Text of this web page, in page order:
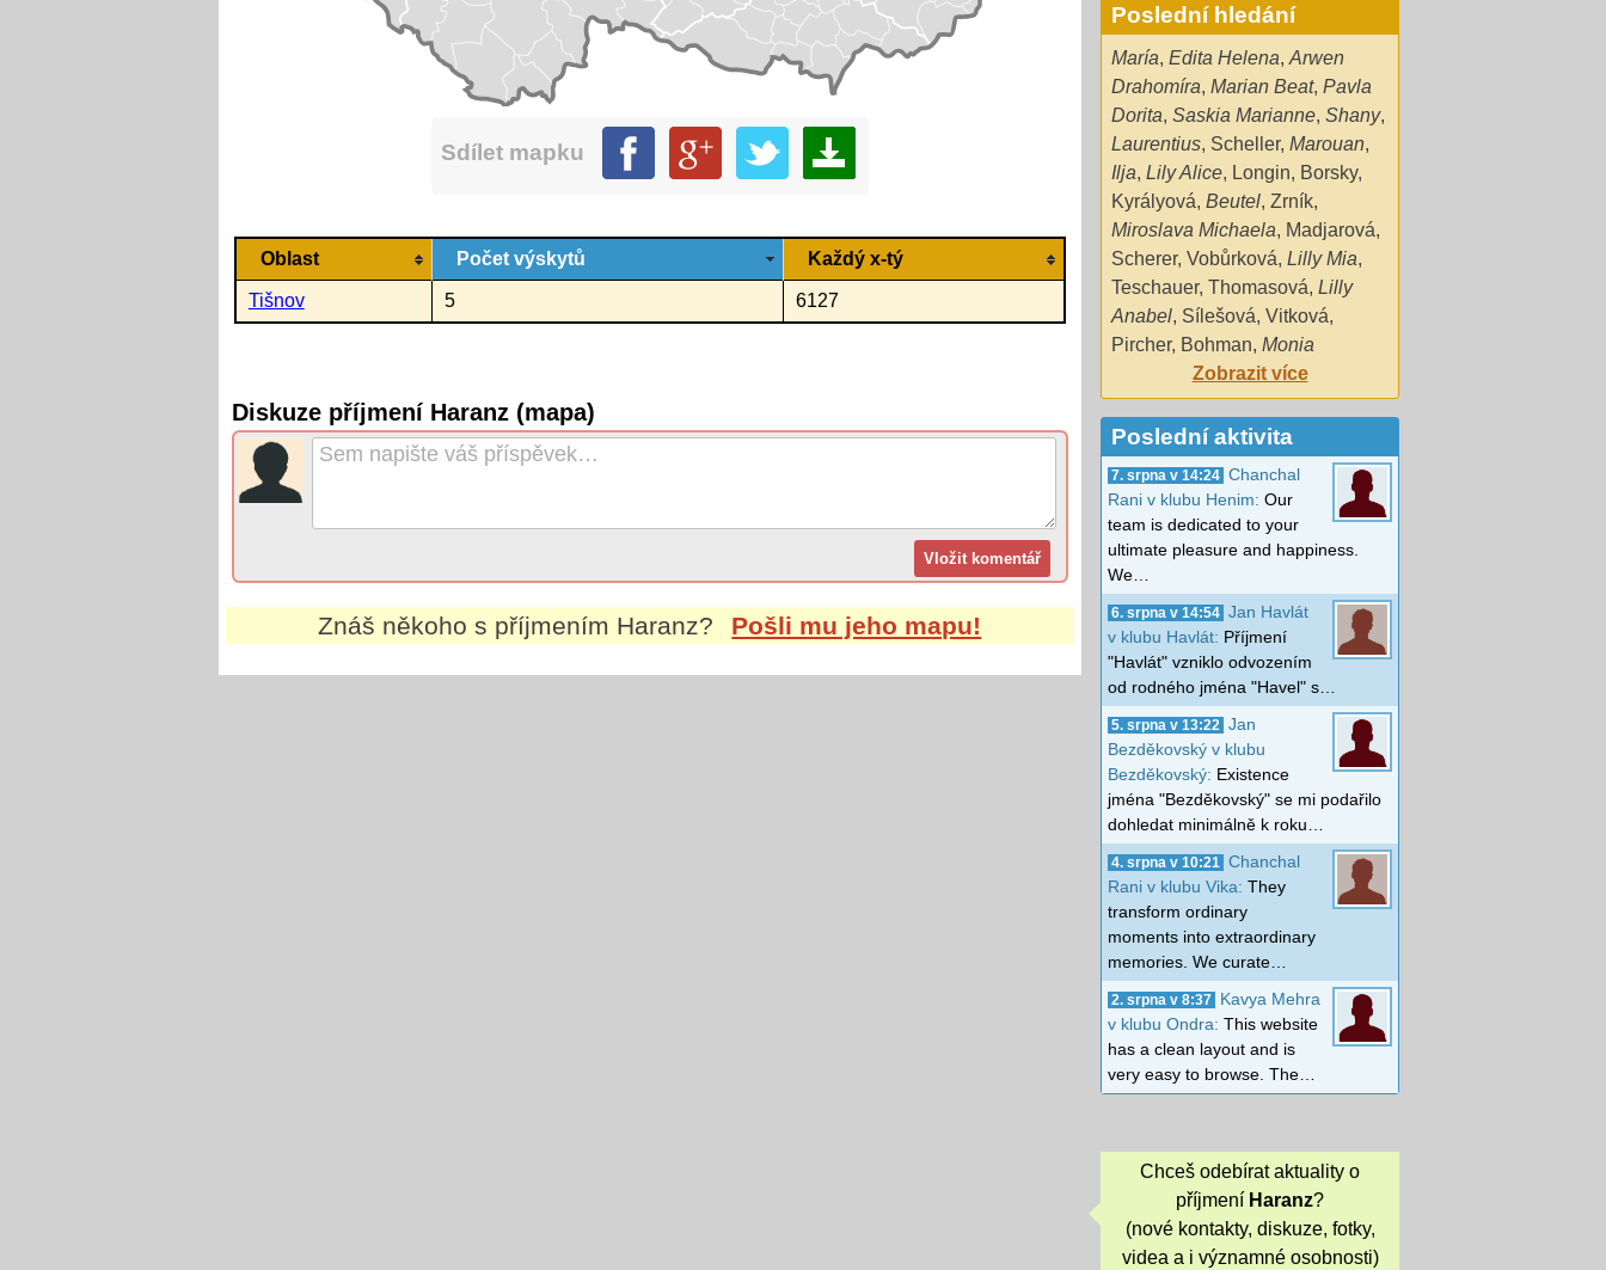
Sdílet mapku
Oblast Počet výskytů Každý x-tý
Tišnov 5 6127
Diskuze příjmení Haranz (mapa)
Znáš někoho s příjmením Haranz? Pošli mu jeho mapu!
Poslední hledání
María, Edita Helena, Arwen
Drahomíra, Marian Beat, Pavla
Dorita, Saskia Marianne, Shany,
Laurentius, Scheller, Marouan,
Ilja, Lily Alice, Longin, Borsky,
Kyrályová, Beutel, Zrník,
Miroslava Michaela, Madjarová,
Scherer, Vobůrková, Lilly Mia,
Teschauer, Thomasová, Lilly
Anabel, Sílešová, Vitková,
Pircher, Bohman, Monia
Zobrazit více
Poslední aktivita
7. srpna v 14:24 Chanchal
Rani v klubu Henim: Our
team is dedicated to your
ultimate pleasure and happiness.
We…
6. srpna v 14:54 Jan Havlát
v klubu Havlát: Příjmení
"Havlát" vzniklo odvozením
od rodného jména "Havel" s…
5. srpna v 13:22
Jan
Bezděkovský v klubu
Bezděkovský: Existence
jména "Bezděkovský" se mi podařilo
dohledat minimálně k roku…
4. srpna v 10:21
Chanchal
Rani v klubu Vika: They
transform ordinary
moments into extraordinary
memories. We curate…
2. srpna v 8:37
Kavya Mehra
v klubu Ondra: This website
has a clean layout and is
very easy to browse. The…
Chceš odebírat aktuality o
příjmení Haranz?
(nové kontakty, diskuze, fotky,
videa a i významné osobnosti)